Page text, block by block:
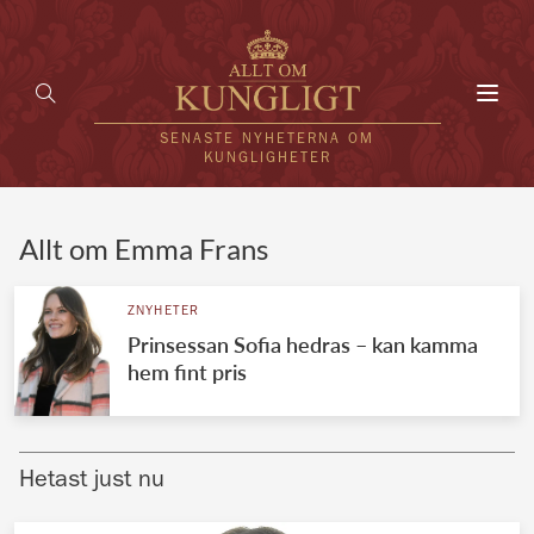
SENASTE NYHETERNA OM
KUNGLIGHETER
UTLÄNDSKT
VÄRLDENS KUNGAHUS
Brittiska kungahuset
Allt om Emma Frans
ZNYHETER
Prinsessan Sofia hedras – kan kamma
hem fint pris
Hetast just nu